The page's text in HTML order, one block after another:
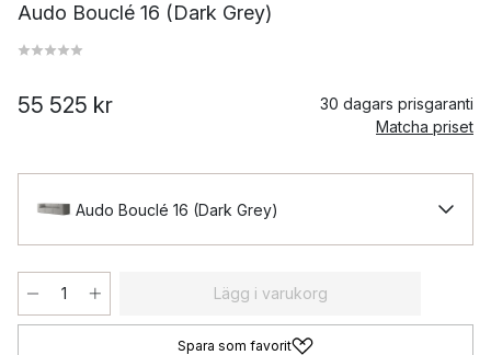
Audo Bouclé 16 (Dark Grey)
55 525 kr
30 dagars prisgaranti
Matcha priset
Audo Bouclé 16 (Dark Grey)
Lägg i varukorg
Spara som favorit